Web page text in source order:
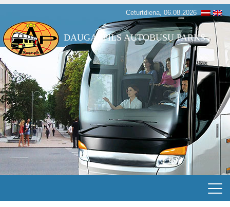
Ceturtdiena, 06.08.2026
DAUGAVPILS AUTOBUSU PARKS